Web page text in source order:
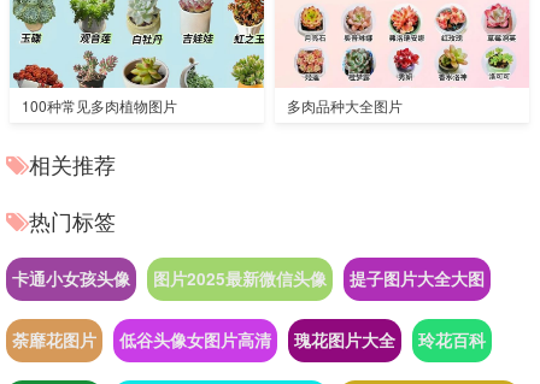
100种常见多肉植物图片 多肉品种大全图片
相关推荐
热门标签
卡通小女孩头像 图片2025最新微信头像 提子图片大全大图
荼靡花图片 低谷头像女图片高清 瑰花图片大全 玲花百科